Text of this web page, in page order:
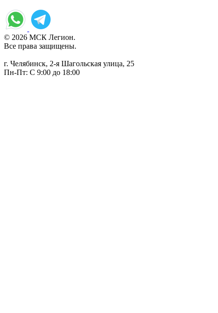
© 2026 МСК Легион.
Все права защищены.
г. Челябинск, 2-я Шагольская улица, 25
Пн-Пт: С 9:00 до 18:00